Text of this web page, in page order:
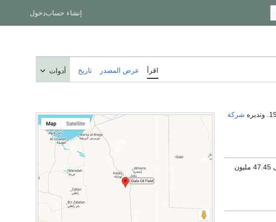
إنشاء حسابدخول
اقرأ عرض المصدر تاريخ أدوات
شركة
في 2012، بلغ إنتاجه من النفط 89.57 مليون برميل/سنة. ثم انخفض في 2020 إلى 47.45 مليون